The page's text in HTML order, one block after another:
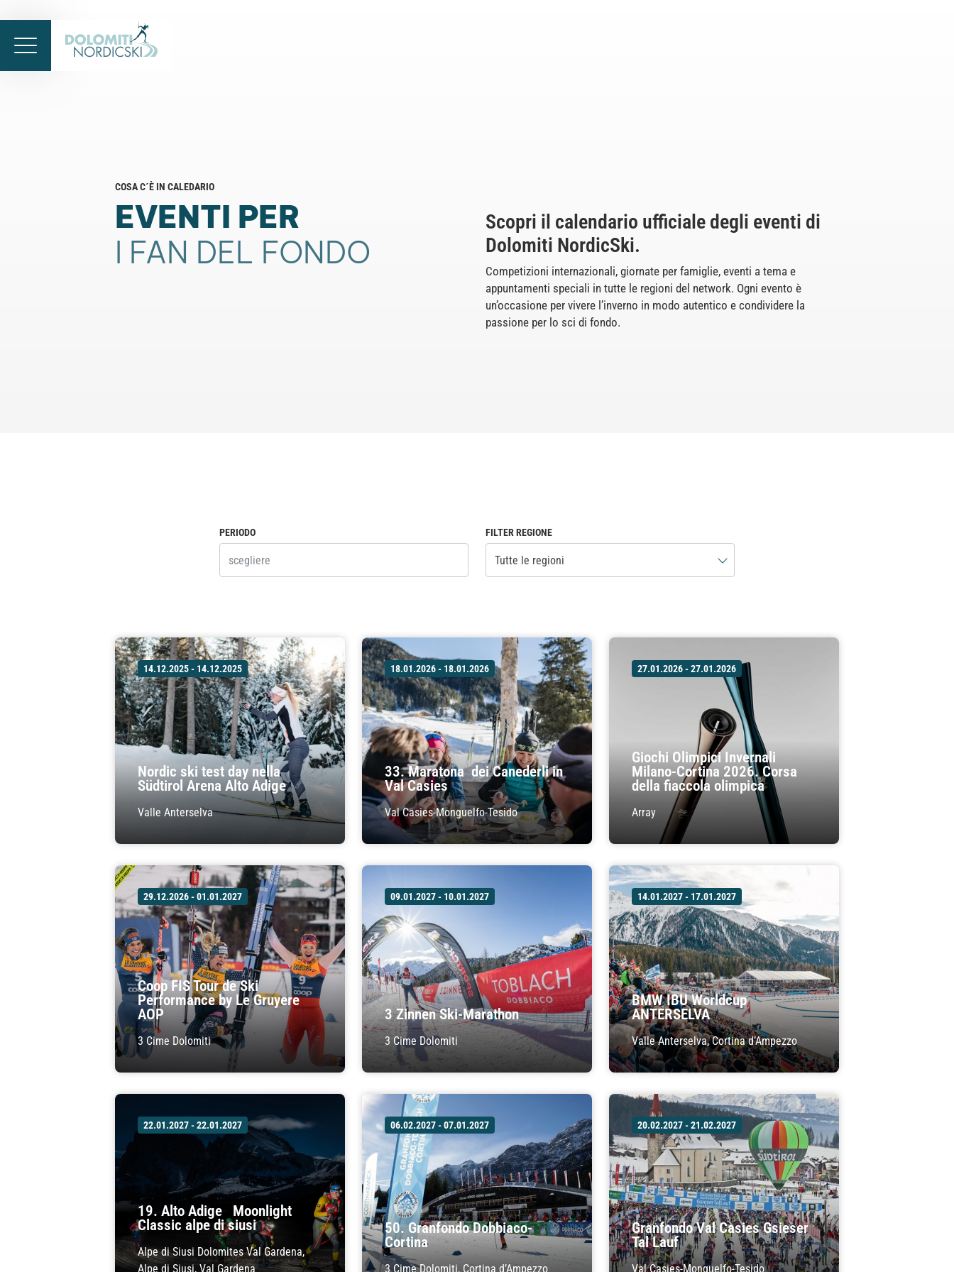
COSA C´È IN CALEDARIO
EVENTI PER
I FAN DEL FONDO
Scopri il calendario ufficiale degli eventi di
Dolomiti NordicSki.
Competizioni internazionali, giornate per famiglie, eventi a tema e
appuntamenti speciali in tutte le regioni del network. Ogni evento è
un’occasione per vivere l’inverno in modo autentico e condividere la
passione per lo sci di fondo.
PERIODO FILTER REGIONE
Tutte le regioni
14.12.2025 - 14.12.2025
Nordic ski test day nella
Südtirol Arena Alto Adige
Valle Anterselva
18.01.2026 - 18.01.2026
33. Maratona dei Canederli in
Val Casies
Val Casies-Monguelfo-Tesido
27.01.2026 - 27.01.2026
Giochi Olimpici Invernali
Milano-Cortina 2026. Corsa
della fiaccola olimpica
Array
29.12.2026 - 01.01.2027
Coop FIS Tour de Ski
Performance by Le Gruyere
AOP
3 Cime Dolomiti
09.01.2027 - 10.01.2027
3 Zinnen Ski-Marathon
3 Cime Dolomiti
14.01.2027 - 17.01.2027
BMW IBU Worldcup
ANTERSELVA
Valle Anterselva, Cortina d’Ampezzo
22.01.2027 - 22.01.2027
19. Alto Adige Moonlight
Classic alpe di siusi
Alpe di Siusi Dolomites Val Gardena,
Alpe di Siusi, Val Gardena
06.02.2027 - 07.01.2027
50. Granfondo Dobbiaco-
Cortina
3 Cime Dolomiti, Cortina d’Ampezzo
20.02.2027 - 21.02.2027
Granfondo Val Casies Gsieser
Tal Lauf
Val Casies-Monguelfo-Tesido